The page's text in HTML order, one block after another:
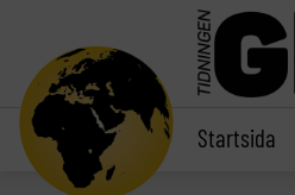
Startsida